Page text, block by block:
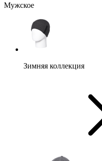
Мужское
Зимняя коллекция